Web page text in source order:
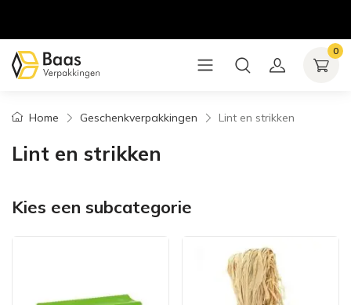
0
Home Geschenkverpakkingen Lint en strikken
Lint en strikken
Kies een subcategorie